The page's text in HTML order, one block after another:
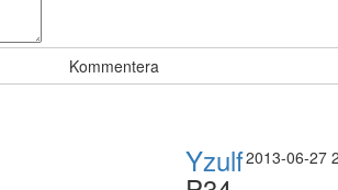
Kommentera
2013-06-27
Yzulf